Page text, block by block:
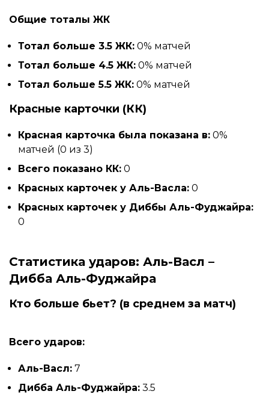
Общие тоталы ЖК
Тотал больше 3.5 ЖК: 0% матчей
Тотал больше 4.5 ЖК: 0% матчей
Тотал больше 5.5 ЖК: 0% матчей
Красные карточки (КК)
Красная карточка была показана в: 0%
матчей (0 из 3)
Всего показано КК: 0
Красных карточек у Аль-Васла: 0
Красных карточек у Диббы Аль-Фуджайра:
0
Статистика ударов: Аль-Васл –
Дибба Аль-Фуджайра
Кто больше бьет? (в среднем за матч)
Всего ударов:
Аль-Васл: 7
Дибба Аль-Фуджайра: 3.5